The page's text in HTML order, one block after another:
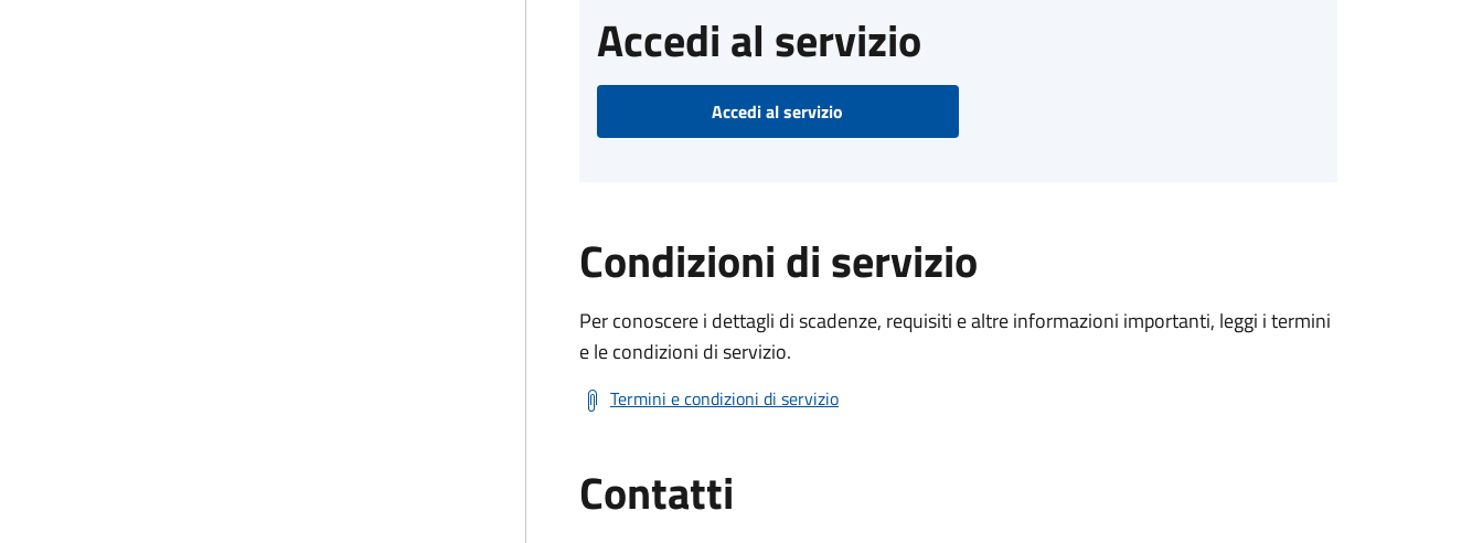
Accedi al servizio
Accedi al servizio
Condizioni di servizio
Per conoscere i dettagli di scadenze, requisiti e altre informazioni importanti, leggi i termini
e le condizioni di servizio.
Termini e condizioni di servizio
Contatti